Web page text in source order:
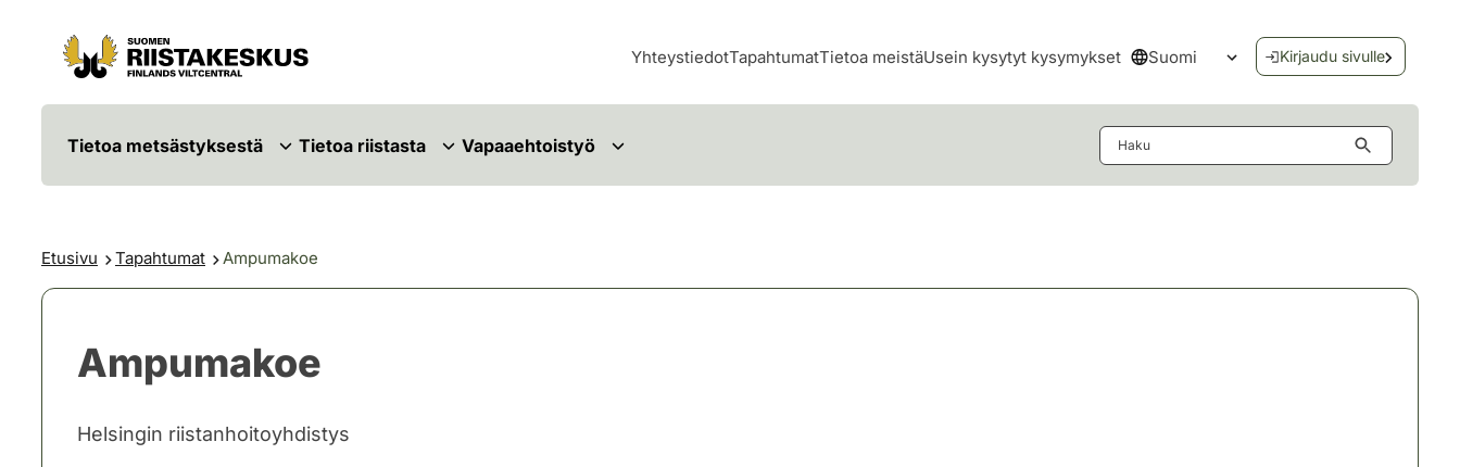
Siirry sisältöön
Siirry sivustokarttaan
YhteystiedotTapahtumatTietoa meistäUsein kysytyt kysymykset Suomi
Avaa kielivalikko
Kirjaudu sivulle
Tietoa metsästyksestä Tietoa riistasta Vapaaehtoistyö
Etusivu Tapahtumat Ampumakoe
Ampumakoe
Helsingin riistanhoitoyhdistys